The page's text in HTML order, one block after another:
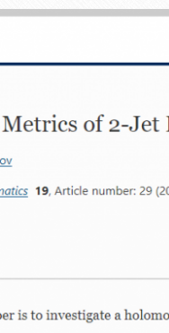
yaradıcılıq Mərkəzi
Nəşr Evi
Jurnalistika fakültəsi
Şərqşünasliq